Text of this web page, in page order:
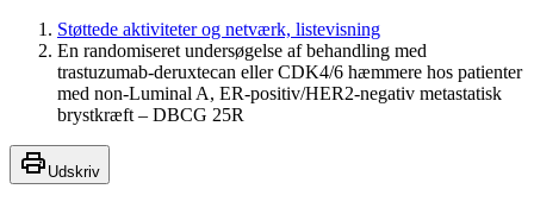
Støttede aktiviteter og netværk, listevisning
En randomiseret undersøgelse af behandling med
trastuzumab-deruxtecan eller CDK4/6 hæmmere hos patienter
med non-Luminal A, ER-positiv/HER2-negativ metastatisk
brystkræft – DBCG 25R
Udskriv